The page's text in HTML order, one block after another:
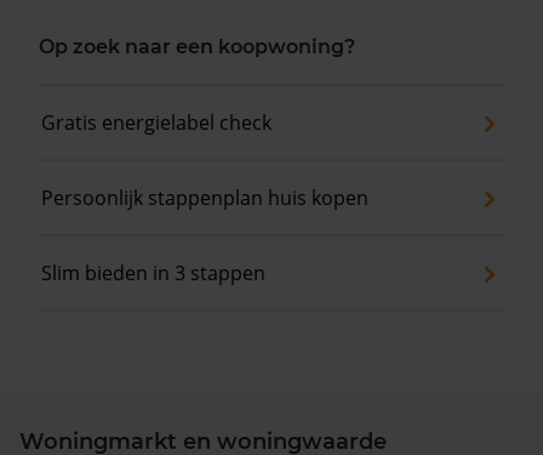
Op zoek naar een koopwoning?
Gratis energielabel check
Persoonlijk stappenplan huis kopen
Slim bieden in 3 stappen
Woningmarkt en woningwaarde